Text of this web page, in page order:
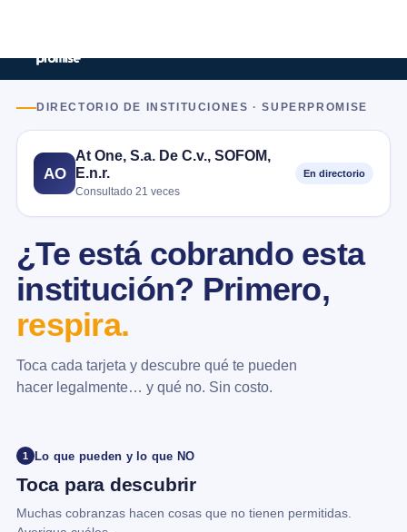
DIRECTORIO DE INSTITUCIONES · SUPERPROMISE
AO
At One, S.a. De C.v., SOFOM,
E.n.r.
Consultado 21 veces
En directorio
¿Te está cobrando esta
institución? Primero,
respira.
Toca cada tarjeta y descubre qué te pueden
hacer legalmente… y qué no. Sin costo.
1 Lo que pueden y lo que NO
Toca para descubrir
Muchas cobranzas hacen cosas que no tienen permitidas.